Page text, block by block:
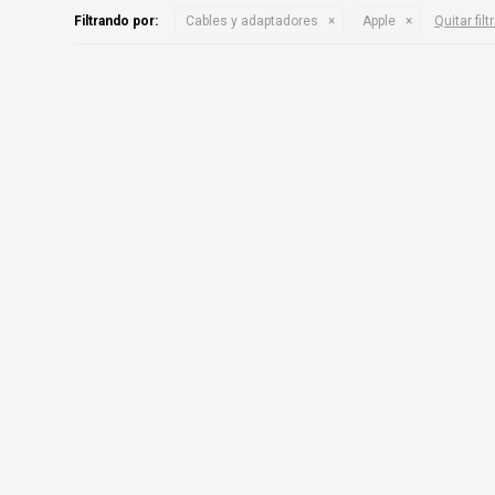
Filtrando por: Cables y adaptadores Apple Quitar